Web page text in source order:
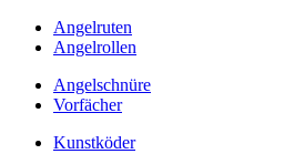
Angelruten
Angelrollen
Angelschnüre
Vorfächer
Kunstköder